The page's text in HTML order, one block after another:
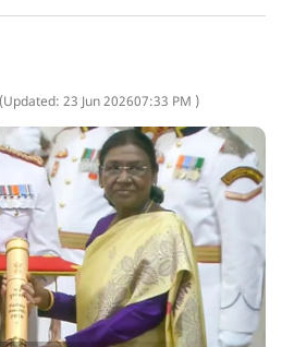
(Updated: 23 Jun 202607:33 PM )